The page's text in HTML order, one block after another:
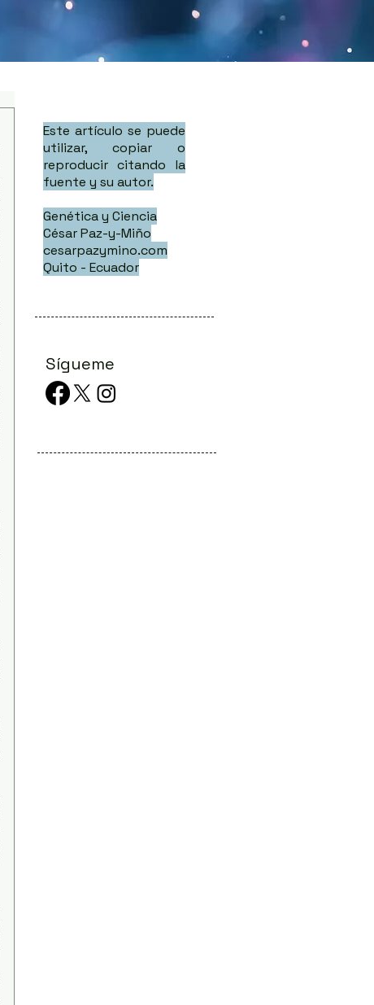
Este artículo se puede
utilizar, copiar o
reproducir citando la
fuente y su autor.
Genética y Ciencia
César Paz-y-Miño
cesarpazymino.com
Quito - Ecuador
Sígueme